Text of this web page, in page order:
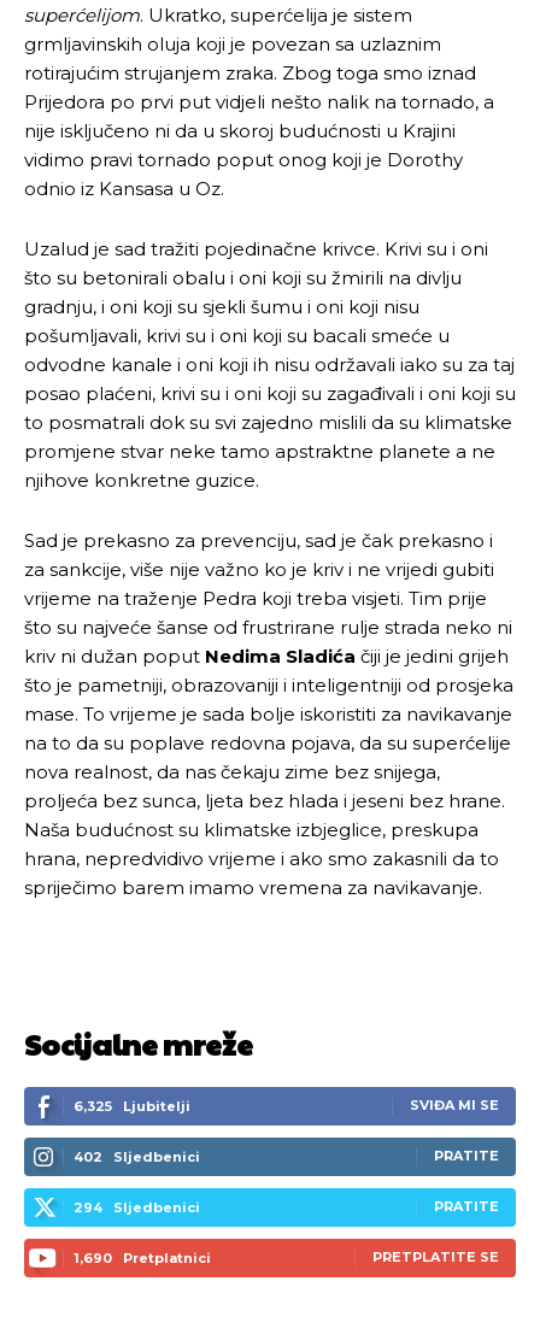
Pusti priču da živi!
Pusti priču da živi!
superćelijom. Ukratko, superćelija je sistem
grmljavinskih oluja koji je povezan sa uzlaznim
rotirajućim strujanjem zraka. Zbog toga smo iznad
Prijedora po prvi put vidjeli nešto nalik na tornado, a
nije isključeno ni da u skoroj budućnosti u Krajini
vidimo pravi tornado poput onog koji je Dorothy
odnio iz Kansasa u Oz.
Uzalud je sad tražiti pojedinačne krivce. Krivi su i oni
što su betonirali obalu i oni koji su žmirili na divlju
gradnju, i oni koji su sjekli šumu i oni koji nisu
pošumljavali, krivi su i oni koji su bacali smeće u
odvodne kanale i oni koji ih nisu održavali iako su za taj
posao plaćeni, krivi su i oni koji su zagađivali i oni koji su
to posmatrali dok su svi zajedno mislili da su klimatske
promjene stvar neke tamo apstraktne planete a ne
njihove konkretne guzice.
Sad je prekasno za prevenciju, sad je čak prekasno i
za sankcije, više nije važno ko je kriv i ne vrijedi gubiti
vrijeme na traženje Pedra koji treba visjeti. Tim prije
što su najveće šanse od frustrirane rulje strada neko ni
kriv ni dužan poput Nedima Sladića čiji je jedini grijeh
što je pametniji, obrazovaniji i inteligentniji od prosjeka
mase. To vrijeme je sada bolje iskoristiti za navikavanje
na to da su poplave redovna pojava, da su superćelije
nova realnost, da nas čekaju zime bez snijega,
proljeća bez sunca, ljeta bez hlada i jeseni bez hrane.
Naša budućnost su klimatske izbjeglice, preskupa
hrana, nepredvidivo vrijeme i ako smo zakasnili da to
spriječimo barem imamo vremena za navikavanje.
Socijalne mreže
6,325 Ljubitelji SVIĐA MI SE
402 Sljedbenici PRATITE
294 Sljedbenici PRATITE
1,690 Pretplatnici PRETPLATITE SE